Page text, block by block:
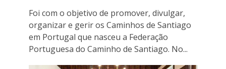
Foi com o objetivo de promover, divulgar,
organizar e gerir os Caminhos de Santiago
em Portugal que nasceu a Federação
Portuguesa do Caminho de Santiago. No...